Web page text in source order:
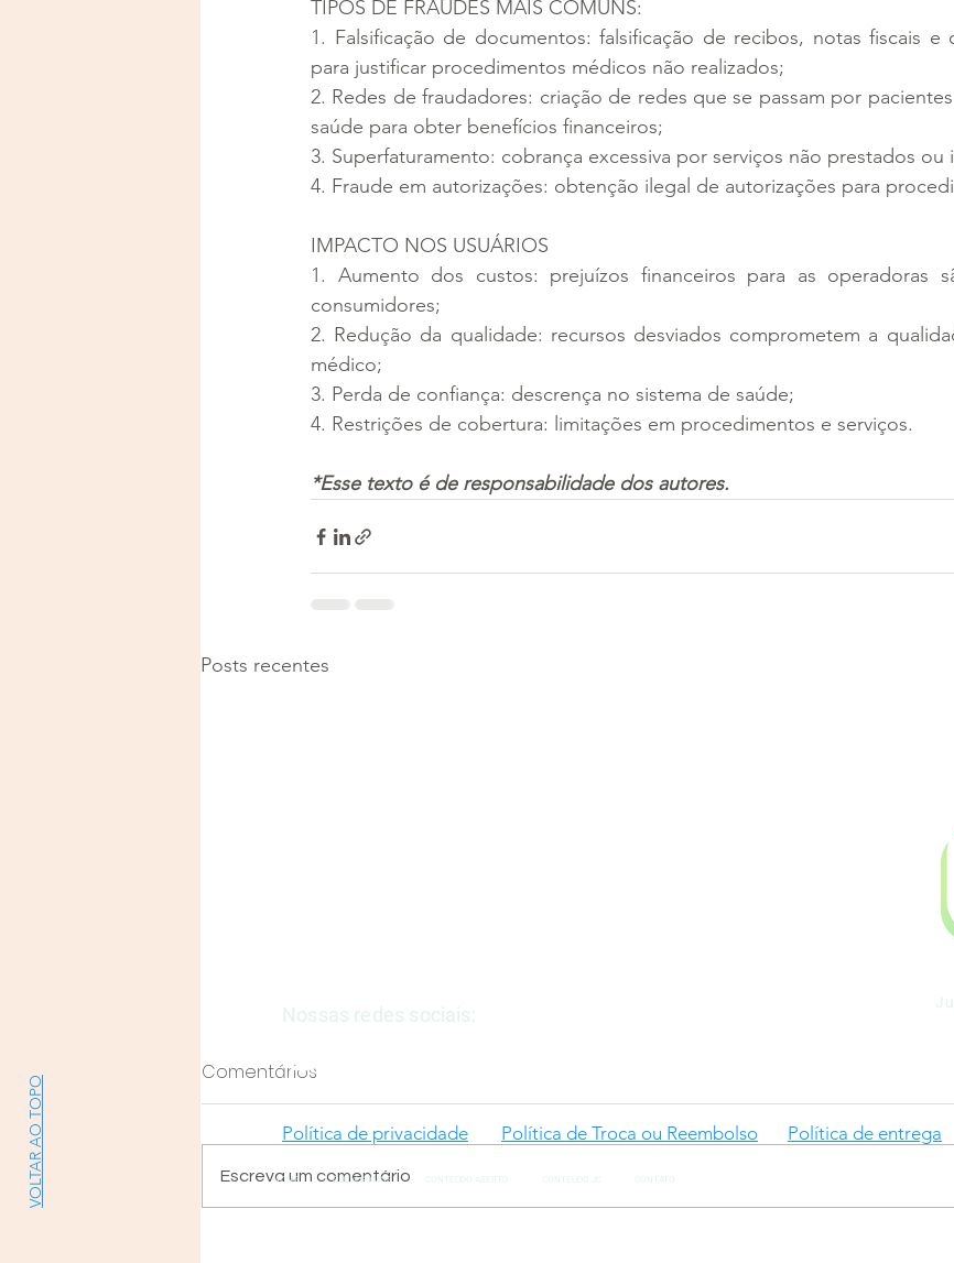
TIPOS DE FRAUDES MAIS COMUNS:
1. Falsificação de documentos: falsificação de recibos, notas fiscais e
para justificar procedimentos médicos não realizados;
2. Redes de fraudadores: criação de redes que se passam por
saúde para obter benefícios financeiros;
3. Superfaturamento: cobrança excessiva por serviços não prestados ou
4. Fraude em autorizações: obtenção ilegal de autorizações para
IMPACTO NOS USUÁRIOS
1. Aumento dos custos: prejuízos financeiros para as operadoras
consumidores;
2. Redução da qualidade: recursos desviados comprometem a
médico;
3. Perda de confiança: descrença no sistema de saúde;
4. Restrições de cobertura: limitações em procedimentos e serviços.
*Esse texto é de responsabilidade dos autores.
Posts recentes
Entendendo a TUSS
Comentários
Escreva um comentário
VOLTAR AO TOPO
Nossas redes sociais:
Política de privacidade Política de Troca ou Reembolso Política de entrega
HOME QUEM SOMOS